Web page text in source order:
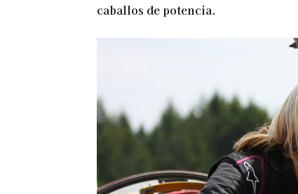
caballos de potencia.